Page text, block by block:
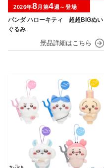
パンダ ハローキティ 超超BIGぬい
ぐるみ
2026年8月第4週～登場